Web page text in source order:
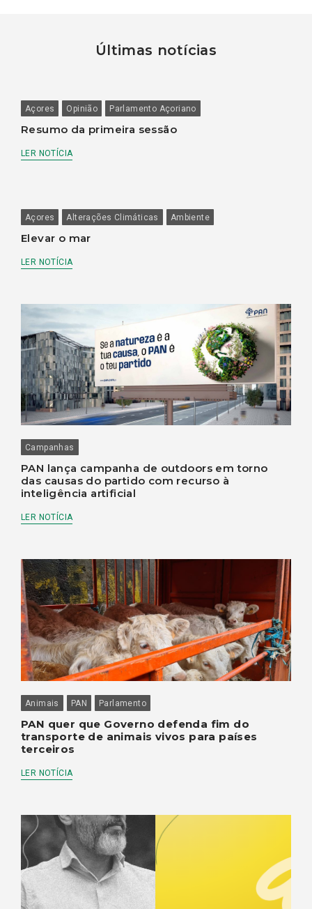
Últimas notícias
Açores Opinião Parlamento Açoriano
Resumo da primeira sessão
LER NOTÍCIA
Açores Alterações Climáticas Ambiente
Elevar o mar
LER NOTÍCIA
Campanhas
PAN lança campanha de outdoors em torno
das causas do partido com recurso à
inteligência artificial
LER NOTÍCIA
Animais PAN Parlamento
PAN quer que Governo defenda fim do
transporte de animais vivos para países
terceiros
LER NOTÍCIA